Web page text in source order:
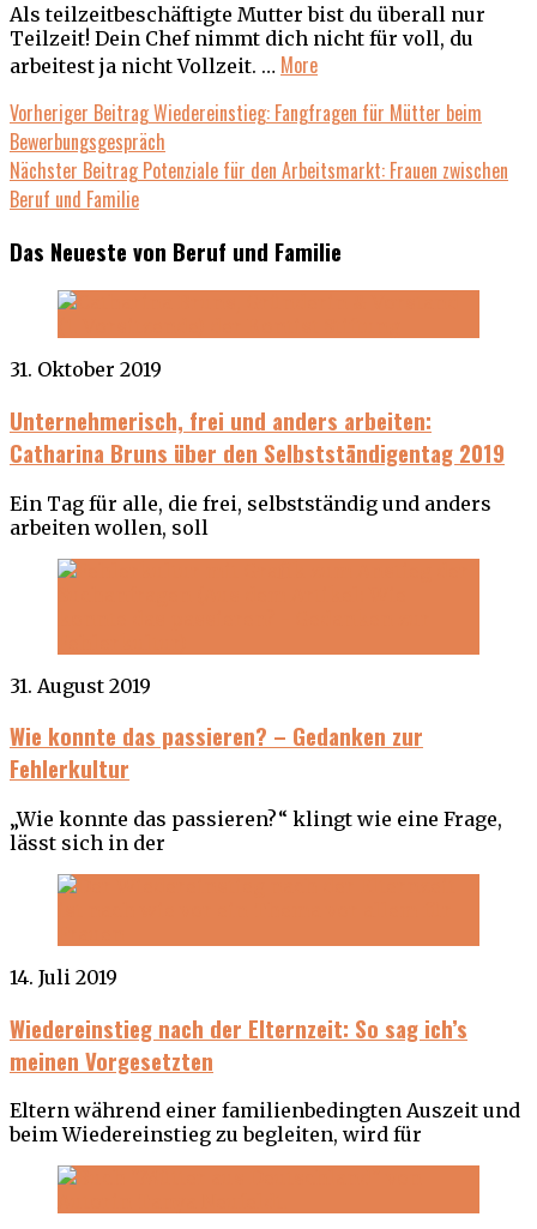
Als teilzeitbeschäftigte Mutter bist du überall nur
Teilzeit! Dein Chef nimmt dich nicht für voll, du
arbeitest ja nicht Vollzeit. … More
Beitragsnavigation
Vorheriger Beitrag Previous
post:
Wiedereinstieg: Fangfragen für Mütter beim
Bewerbungsgespräch
Nächster Beitrag Next
Potenziale für den Arbeitsmarkt: Frauen zwischen
Beruf und Familie
Das Neueste von Beruf und Familie
31. Oktober 2019
Unternehmerisch, frei und anders arbeiten:
Catharina Bruns über den Selbstständigentag 2019
Ein Tag für alle, die frei, selbstständig und anders
arbeiten wollen, soll
31. August 2019
Wie konnte das passieren? – Gedanken zur
Fehlerkultur
„Wie konnte das passieren?“ klingt wie eine Frage,
lässt sich in der
14. Juli 2019
Wiedereinstieg nach der Elternzeit: So sag ich’s
meinen Vorgesetzten
Eltern während einer familienbedingten Auszeit und
beim Wiedereinstieg zu begleiten, wird für